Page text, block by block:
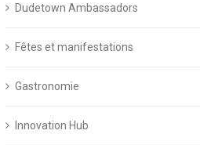
Dudetown Ambassadors
Fêtes et manifestations
Gastronomie
Innovation Hub